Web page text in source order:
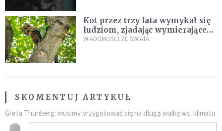
Kot przez trzy lata wymykał się
ludziom, zjadając wymierające
kaczki. W końcu popełnił
WIADOMOŚCI ZE ŚWIATA
SKOMENTUJ ARTYKUŁ
Greta Thunberg: musimy przygotować się na długą walkę ws. klimatu